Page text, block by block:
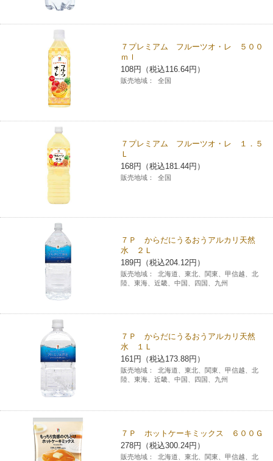
７プレミアム フルーツオ・レ ５００
ｍｌ
108円（税込116.64円）
販売地域： 全国
７プレミアム フルーツオ・レ １．５
Ｌ
168円（税込181.44円）
販売地域： 全国
７Ｐ からだにうるおうアルカリ天然
水 ２Ｌ
189円（税込204.12円）
販売地域：
北海道、東北、関東、甲信越、北
陸、東海、近畿、中国、四国、九州
７Ｐ からだにうるおうアルカリ天然
水 １Ｌ
161円（税込173.88円）
販売地域：
北海道、東北、関東、甲信越、北
陸、東海、近畿、中国、四国、九州
７Ｐ ホットケーキミックス ６００Ｇ
278円（税込300.24円）
販売地域：
北海道、東北、関東、甲信越、北